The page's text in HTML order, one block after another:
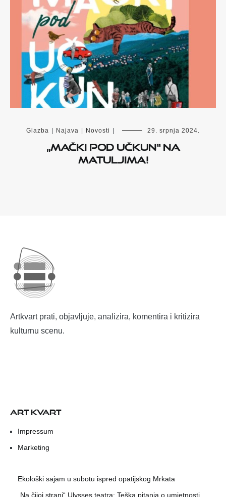
Glazba Najava Novosti 29. srpnja 2024.
„Mački pod Učkun“ na
Matuljima!
Artkvart prati, objavljuje, analizira, komentira i kritizira
kulturnu scenu.
ART KVART
Impressum
Marketing
Ekološki sajam u subotu ispred opatijskog Mrkata
„Na čijoj strani“ Ulysses teatra: Teška pitanja o umjetnosti,